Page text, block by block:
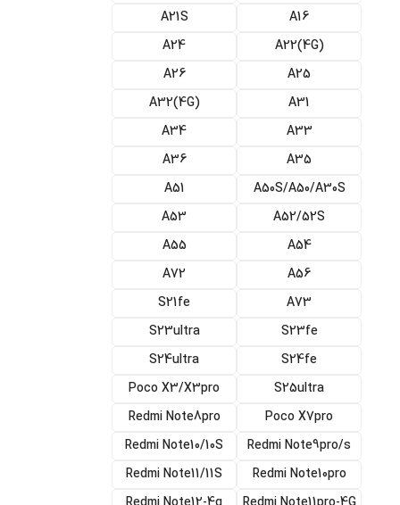
A16
A21S
(4G)A22
A24
A25
A26
A31
(A32(4G
A33
A34
A35
A36
A50S/A50/A30S
A51
A52/52S
A53
A54
A55
A56
A72
A73
S21fe
S23fe
S23ultra
S24fe
S24ultra
S25ultra
Poco X3/X3pro
Poco X7pro
Redmi Note8pro
Redmi Note9pro/s
Redmi Note10/10S
Redmi Note10pro
Redmi Note11/11S